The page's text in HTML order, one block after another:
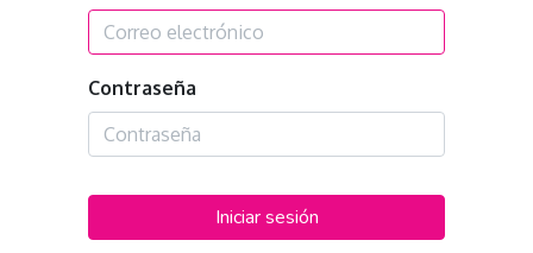
Contraseña
Iniciar sesión